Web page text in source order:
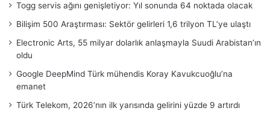
Togg servis ağını genişletiyor: Yıl sonunda 64 noktada olacak
Bilişim 500 Araştırması: Sektör gelirleri 1,6 trilyon TL’ye ulaştı
Electronic Arts, 55 milyar dolarlık anlaşmayla Suudi Arabistan’ın
oldu
Google DeepMind Türk mühendis Koray Kavukcuoğlu’na
emanet
Türk Telekom, 2026’nın ilk yarısında gelirini yüzde 9 artırdı